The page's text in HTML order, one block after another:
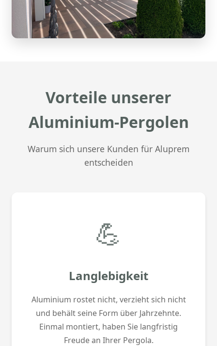
Vorteile unserer
Aluminium-Pergolen
Warum sich unsere Kunden für Aluprem
entscheiden
💪
Langlebigkeit
Aluminium rostet nicht, verzieht sich nicht
und behält seine Form über Jahrzehnte.
Einmal montiert, haben Sie langfristig
Freude an Ihrer Pergola.